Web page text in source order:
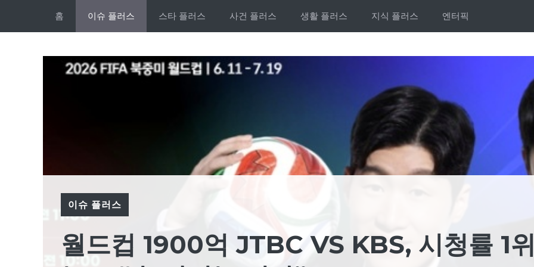
홈 이슈 플러스 스타 플러스 사건 플러스 생활 플러스 지식 플러스 엔터픽
이슈 플러스
월드컵 1900억 JTBC VS KBS, 시청률 1